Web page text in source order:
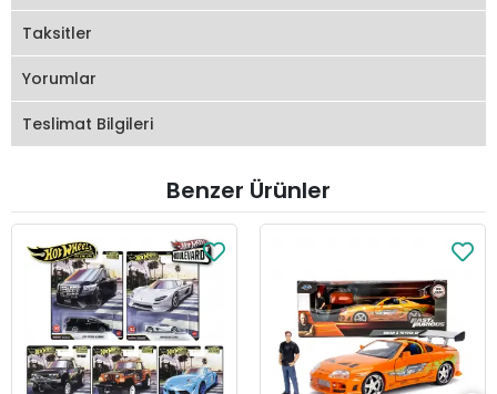
Taksitler
Yorumlar
Teslimat Bilgileri
Benzer Ürünler